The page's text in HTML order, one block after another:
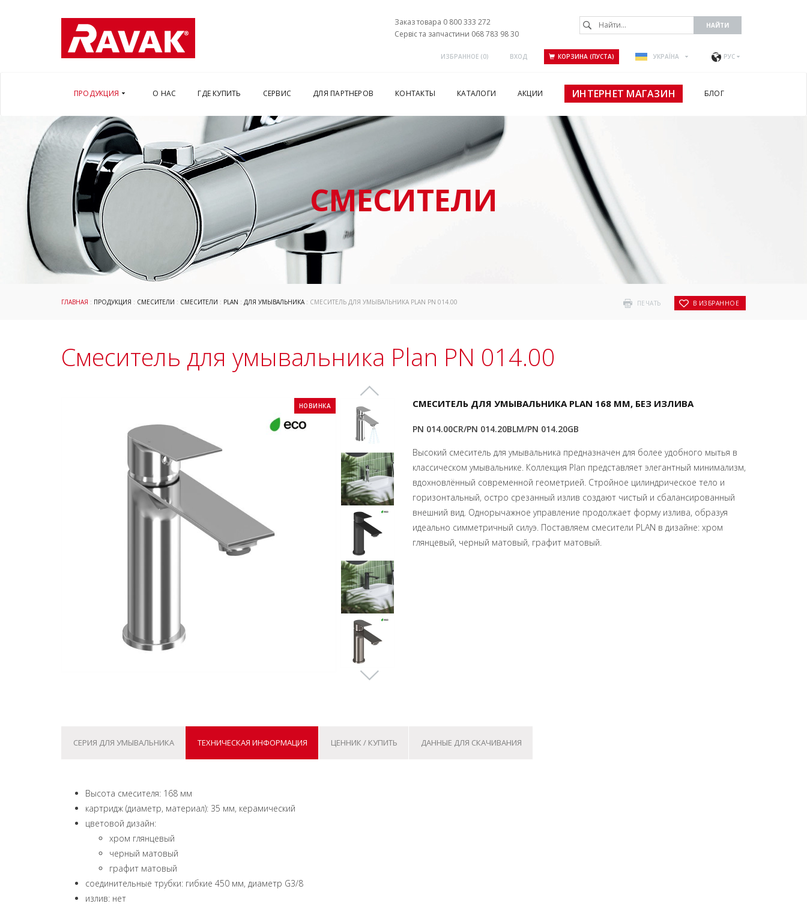
Заказ товара 0 800 333 272
Сервіс та запчастини 068 783 98 30
ИЗБРАННОЕ (0) ВХОД КОРЗИНА (ПУСТА) УКРАЇНА РУС
ПРОДУКЦИЯ О НАС ГДЕ КУПИТЬ СЕРВИС ДЛЯ ПАРТНЕРОВ КОНТАКТЫ КАТАЛОГИ АКЦИИ ИНТЕРНЕТ МАГАЗИН БЛОГ
СМЕСИТЕЛИ
ПЕЧАТЬ В ИЗБРАННОЕ
ГЛАВНАЯ : ПРОДУКЦИЯ : СМЕСИТЕЛИ : СМЕСИТЕЛИ : PLAN : ДЛЯ УМЫВАЛЬНИКА: СМЕСИТЕЛЬ ДЛЯ УМЫВАЛЬНИКА PLAN PN 014.00
Смеситель для умывальника Plan PN 014.00
НОВИНКА СМЕСИТЕЛЬ ДЛЯ УМЫВАЛЬНИКА PLAN 168 MM, БЕЗ ИЗЛИВА
PN 014.00CR/PN 014.20BLM/PN 014.20GB
Высокий смеситель для умывальника предназначен для более удобного мытья в
классическом умывальнике. Коллекция Plan представляет элегантный минимализм,
вдохновлённый современной геометрией. Стройное цилиндрическое тело и
горизонтальный, остро срезанный излив создают чистый и сбалансированный
внешний вид. Однорычажное управление продолжает форму излива, образуя
идеально симметричный силуэ. Поставляем смесители PLAN в дизайне: хром
глянцевый, черный матовый, графит матовый.
СЕРИЯ ДЛЯ УМЫВАЛЬНИКА ТЕХНИЧЕСКАЯ ИНФОРМАЦИЯ ЦЕННИК / КУПИТЬ ДАННЫЕ ДЛЯ СКАЧИВАНИЯ
Высота смесителя: 168 мм
картридж (диаметр, материал): 35 мм, керамический
цветовой дизайн:
хром глянцевый
черный матовый
графит матовый
соединительные трубки: гибкие 450 мм, диаметр G3/8
излив: нет